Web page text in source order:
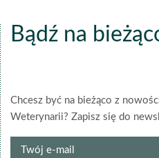
Bądź na
Chcesz być na bieżąco z
Weterynarii? Zapisz się do
Twój